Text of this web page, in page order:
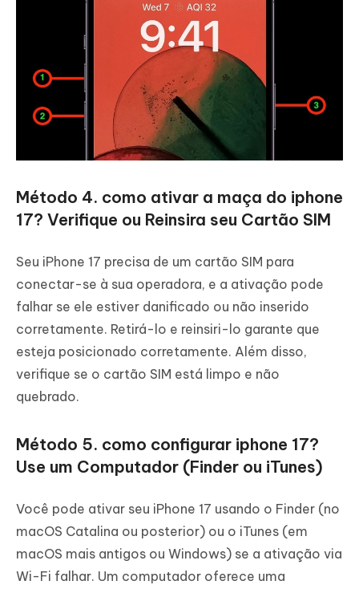
Método 4. como ativar a maça do iphone
17? Verifique ou Reinsira seu Cartão SIM
Seu iPhone 17 precisa de um cartão SIM para
conectar-se à sua operadora, e a ativação pode
falhar se ele estiver danificado ou não inserido
corretamente. Retirá-lo e reinsiri-lo garante que
esteja posicionado corretamente. Além disso,
verifique se o cartão SIM está limpo e não
quebrado.
Método 5. como configurar iphone 17?
Use um Computador (Finder ou iTunes)
Você pode ativar seu iPhone 17 usando o Finder (no
macOS Catalina ou posterior) ou o iTunes (em
macOS mais antigos ou Windows) se a ativação via
Wi-Fi falhar. Um computador oferece uma